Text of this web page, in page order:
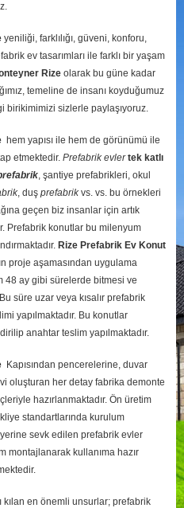
yeniliği, farklılığı, güveni, konforu,
ev tasarımları ile farklı bir yaşam
Rize olarak bu güne kadar
temeline de insanı koyduğumuz
birikimimizi sizlerle paylaşıyoruz.
hem yapısı ile hem de görünümü ile
etmektedir. Prefabrik evler tek katlı
, şantiye prefabrikleri, okul
, duş prefabrikvs. vs. bu örnekleri
geçen biz insanlar için artık
Prefabrik konutlar bu milenyum
Rize Prefabrik Ev Konut
proje aşamasından uygulama
48 ay gibi sürelerde bitmesi ve
süre uzar veya kısalır prefabrik
yapılmaktadır. Bu konutlar
anahtar teslim yapılmaktadır.
Kapısından pencerelerine, duvar
oluşturan her detay fabrika demonte
hazırlanmaktadır. Ön üretim
standartlarında kurulum
sevk edilen prefabrik evler
montajlanarak kullanıma hazır
kılan en önemli unsurlar; prefabrik